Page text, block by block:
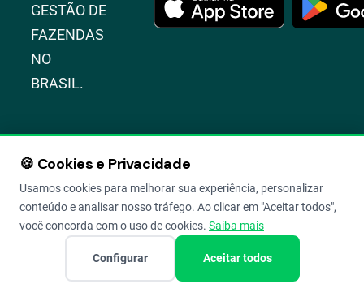
GESTÃO DE
FAZENDAS
NO
BRASIL.
Parceiros
Clube Aegro
Programa de Parcerias
Indique e ganhe
🍪 Cookies e Privacidade
Usamos cookies para melhorar sua experiência, personalizar
conteúdo e analisar nosso tráfego. Ao clicar em "Aceitar todos",
você concorda com o uso de cookies. Saiba mais
Configurar Aceitar todos